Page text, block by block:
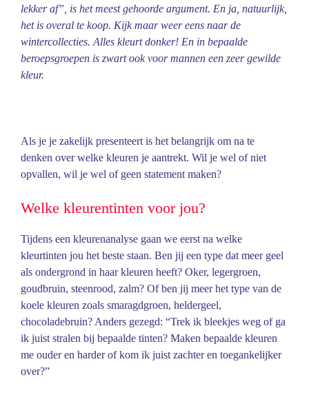
lekker af”, is het meest gehoorde argument. En ja, natuurlijk,
het is overal te koop. Kijk maar weer eens naar de
wintercollecties. Alles kleurt donker! En in bepaalde
beroepsgroepen is zwart ook voor mannen een zeer gewilde
kleur.
Als je je zakelijk presenteert is het belangrijk om na te
denken over welke kleuren je aantrekt. Wil je wel of niet
opvallen, wil je wel of geen statement maken?
Welke kleurentinten voor jou?
Tijdens een kleurenanalyse gaan we eerst na welke
kleurtinten jou het beste staan. Ben jij een type dat meer geel
als ondergrond in haar kleuren heeft? Oker, legergroen,
goudbruin, steenrood, zalm? Of ben jij meer het type van de
koele kleuren zoals smaragdgroen, heldergeel,
chocoladebruin? Anders gezegd: “Trek ik bleekjes weg of ga
ik juist stralen bij bepaalde tinten? Maken bepaalde kleuren
me ouder en harder of kom ik juist zachter en toegankelijker
over?”